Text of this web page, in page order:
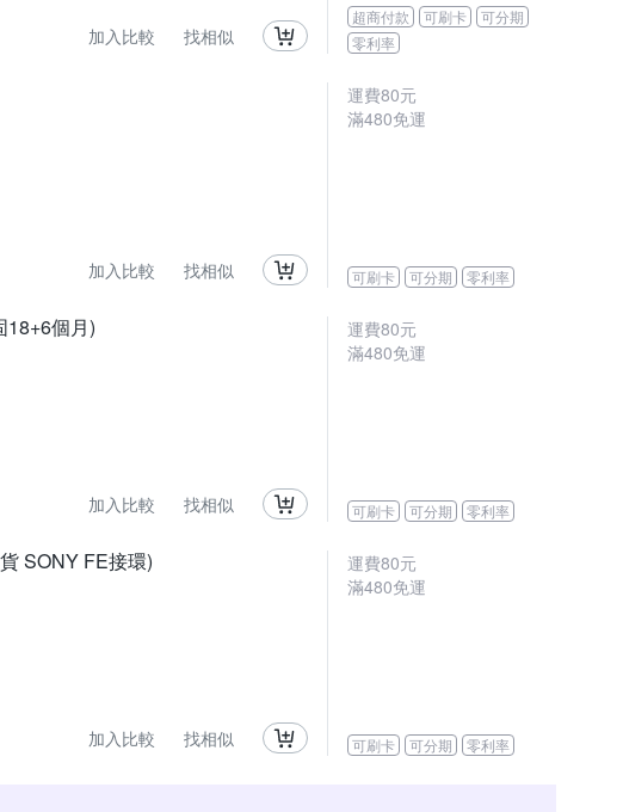
加入比較 找相似
超商付款 可刷卡
可分期
零利率
加入比較 找相似
運費80元
滿480免運
可刷卡 可分期 零利率
18+6個月)
加入比較 找相似
運費80元
滿480免運
可刷卡 可分期 零利率
SONY FE接環)
加入比較 找相似
運費80元
滿480免運
可刷卡 可分期 零利率